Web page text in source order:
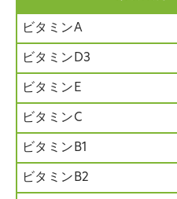
ビタミンA
ビタミンD3
ビタミンE
ビタミンC
ビタミンB1
ビタミンB2